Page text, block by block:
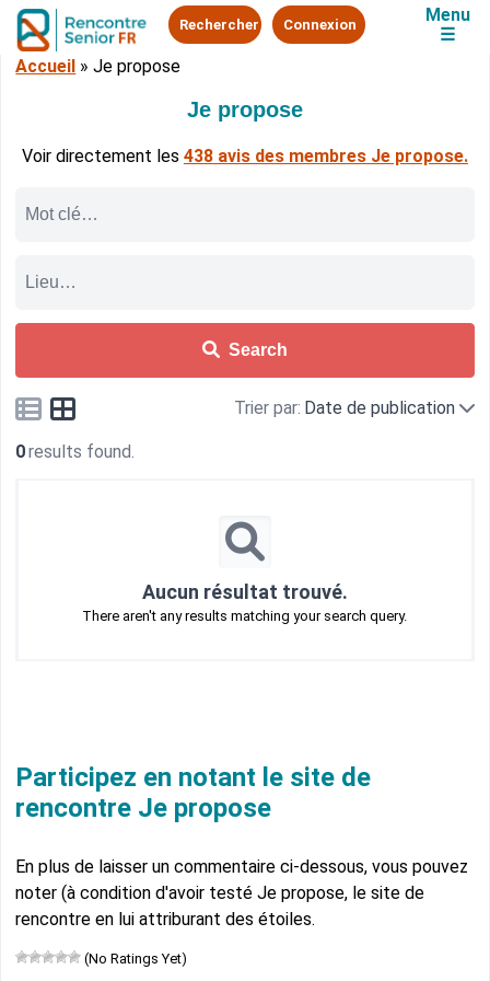
Rechercher Connexion
Menu
☰
Accueil »Je propose
Je propose
Voir directement les 438 avis des membres Je propose.
Search
Trier par: Date de publication
0results found.
Aucun résultat trouvé.
There aren't any results matching your search query.
Participez en notant le site de
rencontre Je propose
En plus de laisser un commentaire ci-dessous, vous pouvez
noter (à condition d'avoir testé Je propose, le site de
rencontre en lui attriburant des étoiles.
(No Ratings Yet)